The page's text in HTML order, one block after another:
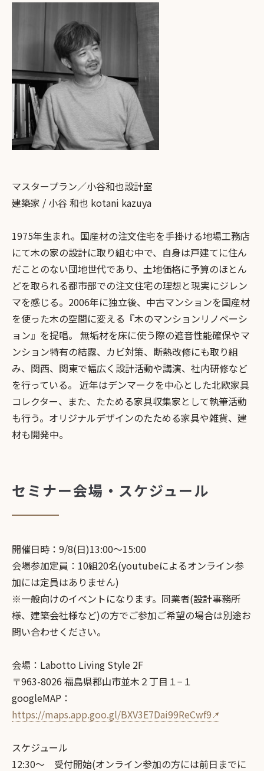
マスタープラン／小谷和也設計室
建築家 / 小谷 和也 kotani kazuya
1975年生まれ。国産材の注文住宅を手掛ける地場工務店
にて木の家の設計に取り組む中で、自身は戸建てに住ん
だことのない団地世代であり、土地価格に予算のほとん
どを取られる都市部での注文住宅の理想と現実にジレン
マを感じる。2006年に独立後、中古マンションを国産材
を使った木の空間に変える『木のマンションリノベーシ
ョン』を提唱。 無垢材を床に使う際の遮音性能確保やマ
ンション特有の結露、カビ対策、断熱改修にも取り組
み、関西、関東で幅広く設計活動や講演、社内研修など
を行っている。 近年はデンマークを中心とした北欧家具
コレクター、また、たためる家具収集家として執筆活動
も行う。オリジナルデザインのたためる家具や雑貨、建
材も開発中。
セミナー会場・スケジュール
開催日時：9/8(日)13:00〜15:00
会場参加定員：10組20名(youtubeによるオンライン参
加には定員はありません)
※一般向けのイベントになります。同業者(設計事務所
様、建築会社様など)の方でご参加ご希望の場合は別途お
問い合わせください。
会場：Labotto Living Style 2F
〒963-8026 福島県郡山市並木２丁目１−１
googleMAP：
https://maps.app.goo.gl/BXV3E7Dai99ReCwf9
スケジュール
12:30〜 受付開始(オンライン参加の方には前日までに